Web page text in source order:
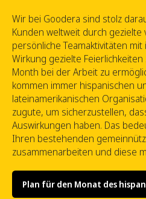
Wir bei Goodera sind stolz
Kunden weltweit durch gezielte
persönliche Teamaktivitäten
Wirkung gezielte
Month bei der Arbeit zu
kommen immer hispanischen
lateinamerikanischen
zugute, um sicherzustellen,
Auswirkungen haben. Das
Ihren bestehenden
zusammenarbeiten und diese
Plan für den Monat des